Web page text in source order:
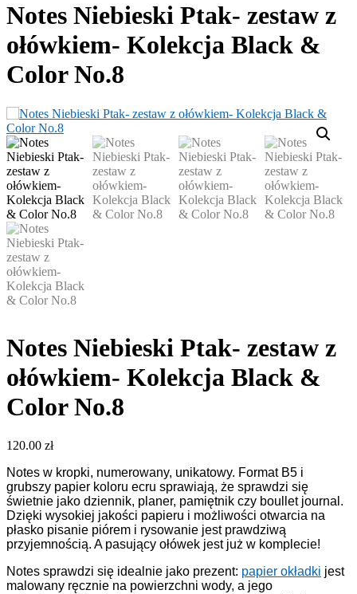
Notes Niebieski Ptak- zestaw z
ołówkiem- Kolekcja Black &
Color No.8
Notes Niebieski Ptak- zestaw z
ołówkiem- Kolekcja Black &
Color No.8
120.00 zł
Notes w kropki, numerowany, unikatowy. Format B5 i
grubszy papier koloru ecru sprawiają, że sprawdzi się
świetnie jako dziennik, planer, pamiętnik czy boullet journal.
Dzięki wysokiej jakości papieru i możliwości otwarcia na
płasko pisanie piórem i rysowanie jest prawdziwą
przyjemnością. A pasujący ołówek jest już w komplecie!
Notes sprawdzi się idealnie jako prezent: papier okładki jest
malowany ręcznie na powierzchni wody, a jego